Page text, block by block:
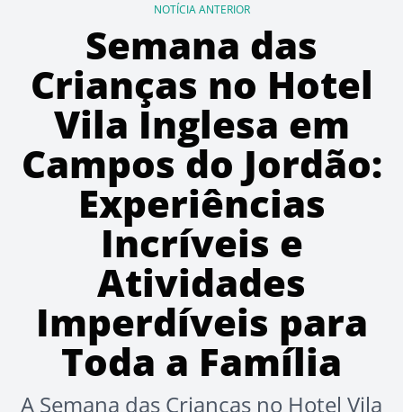
NOTÍCIA ANTERIOR
Semana das
Crianças no Hotel
Vila Inglesa em
Campos do Jordão:
Experiências
Incríveis e
Atividades
Imperdíveis para
Toda a Família
A Semana das Crianças no Hotel Vila